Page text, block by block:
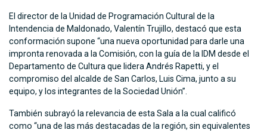
El director de la Unidad de Programación Cultural de la
Intendencia de Maldonado, Valentín Trujillo, destacó que esta
conformación supone “una nueva oportunidad para darle una
impronta renovada a la Comisión, con la guía de la IDM desde el
Departamento de Cultura que lidera Andrés Rapetti, y el
compromiso del alcalde de San Carlos, Luis Cima, junto a su
equipo, y los integrantes de la Sociedad Unión”.
También subrayó la relevancia de esta Sala a la cual calificó
como “una de las más destacadas de la región, sin equivalentes